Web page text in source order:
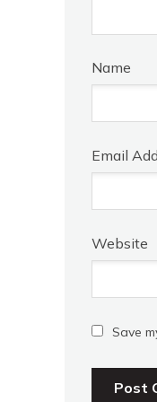
Name
Email
Website
Save